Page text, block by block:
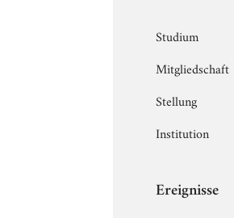
Studium
Mitgliedschaft
Stellung
Institution
Ereignisse